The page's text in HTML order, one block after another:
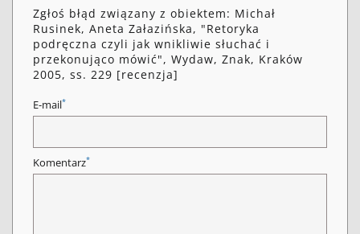
Zgłoś błąd związany z obiektem: Michał
Rusinek, Aneta Załazińska, "Retoryka
podręczna czyli jak wnikliwie słuchać i
przekonująco mówić", Wydaw, Znak, Kraków
2005, ss. 229 [recenzja]
E-mail*
Komentarz*